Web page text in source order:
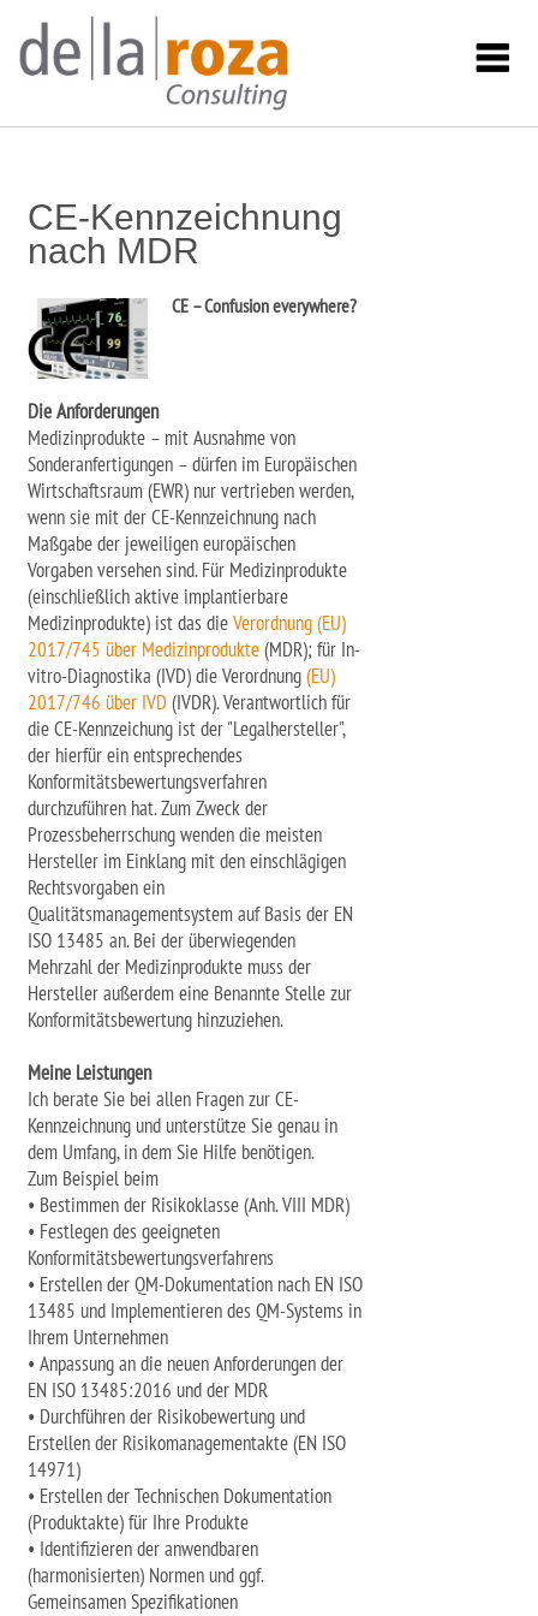
CE-Kennzeichnung
nach MDR
CE – Confusion everywhere?
Die Anforderungen
Medizinprodukte – mit Ausnahme von
Sonderanfertigungen – dürfen im Europäischen
Wirtschaftsraum (EWR) nur vertrieben werden,
wenn sie mit der CE-Kennzeichnung nach
Maßgabe der jeweiligen europäischen
Vorgaben versehen sind. Für Medizinprodukte
(einschließlich aktive implantierbare
Medizinprodukte) ist das dieVerordnung (EU)
2017/745 über Medizinprodukte(MDR); für In-
vitro-Diagnostika (IVD) die Verordnung(EU)
2017/746 über IVD(IVDR). Verantwortlich für
die CE-Kennzeichung ist der "Legalhersteller",
der hierfür ein entsprechendes
Konformitätsbewertungsverfahren
durchzuführen hat. Zum Zweck der
Prozessbeherrschung wenden die meisten
Hersteller im Einklang mit den einschlägigen
Rechtsvorgaben ein
Qualitätsmanagementsystem auf Basis der EN
ISO 13485 an. Bei der überwiegenden
Mehrzahl der Medizinprodukte muss der
Hersteller außerdem eine Benannte Stelle zur
Konformitätsbewertung hinzuziehen.
Meine Leistungen
Ich berate Sie bei allen Fragen zur CE-
Kennzeichnung und unterstütze Sie genau in
dem Umfang, in dem Sie Hilfe benötigen.
Zum Beispiel beim
• Bestimmen der Risikoklasse (Anh. VIII MDR)
• Festlegen des geeigneten
Konformitätsbewertungsverfahrens
• Erstellen der QM-Dokumentation nach EN ISO
13485 und Implementieren des QM-Systems in
Ihrem Unternehmen
• Anpassung an die neuen Anforderungen der
EN ISO 13485:2016 und der MDR
• Durchführen der Risikobewertung und
Erstellen der Risikomanagementakte (EN ISO
14971)
• Erstellen der Technischen Dokumentation
(Produktakte) für Ihre Produkte
• Identifizieren der anwendbaren
(harmonisierten) Normen und ggf.
Gemeinsamen Spezifikationen